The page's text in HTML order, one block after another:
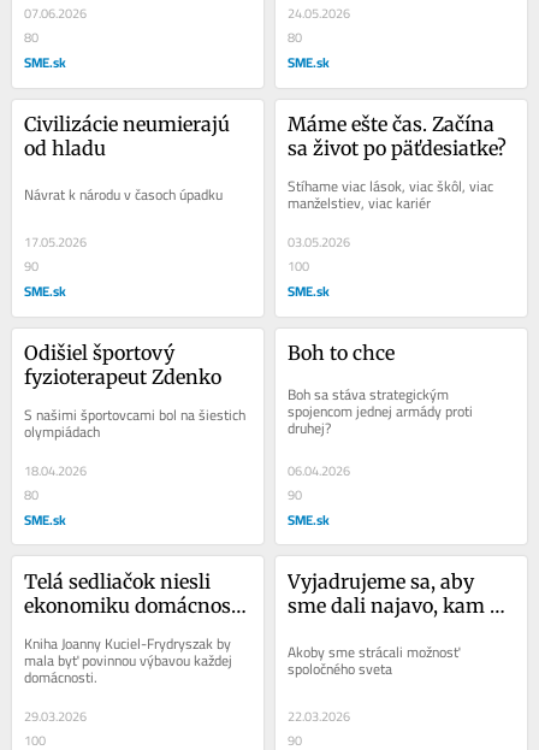
07.06.2026
80
SME.sk
24.05.2026
80
SME.sk
Civilizácie neumierajú
od hladu
Návrat k národu v časoch úpadku
17.05.2026
90
SME.sk
Máme ešte čas. Začína
sa život po päťdesiatke?
Stíhame viac lások, viac škôl, viac
manželstiev, viac kariér
03.05.2026
100
SME.sk
Odišiel športový
fyzioterapeut Zdenko
S našimi športovcami bol na šiestich
olympiádach
18.04.2026
80
SME.sk
Boh to chce
Boh sa stáva strategickým
spojencom jednej armády proti
druhej?
06.04.2026
90
SME.sk
Telá sedliačok niesli
ekonomiku domácnosti,
hladné, zodraté
Kniha Joanny Kuciel-Frydryszak by
mala byť povinnou výbavou každej
domácnosti.
29.03.2026
100
Vyjadrujeme sa, aby
sme dali najavo, kam
Akoby sme strácali možnosť
spoločného sveta
22.03.2026
90